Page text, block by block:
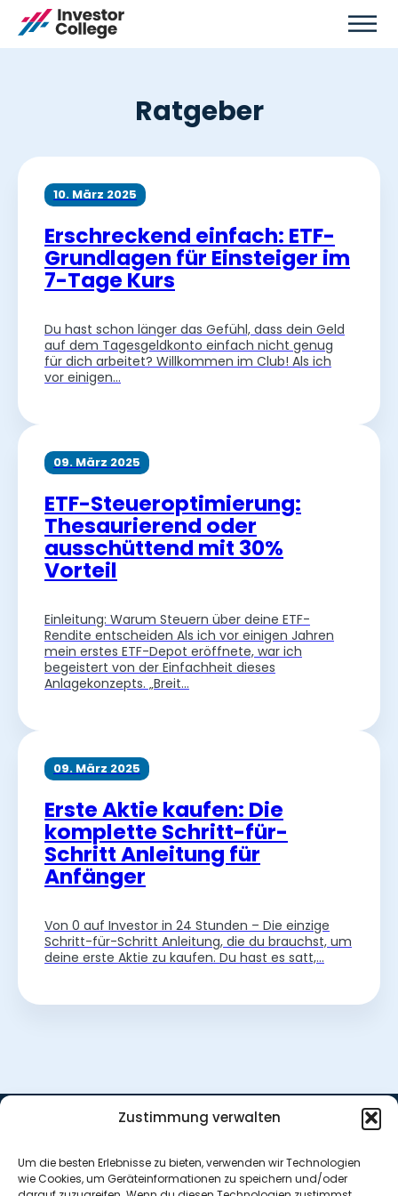
Zustimmung verwalten
Um die besten Erlebnisse zu bieten, verwenden wir Technologien
wie Cookies, um Geräteinformationen zu speichern und/oder
Ratgeber
10. März 2025
Erschreckend einfach: ETF-
Grundlagen für Einsteiger im
7-Tage Kurs
Du hast schon länger das Gefühl, dass dein Geld
auf dem Tagesgeldkonto einfach nicht genug
für dich arbeitet? Willkommen im Club! Als ich
vor einigen…
09. März 2025
ETF-Steueroptimierung:
Thesaurierend oder
ausschüttend mit 30%
Vorteil
Einleitung: Warum Steuern über deine ETF-
Rendite entscheiden Als ich vor einigen Jahren
mein erstes ETF-Depot eröffnete, war ich
begeistert von der Einfachheit dieses
Anlagekonzepts. „Breit…
09. März 2025
Erste Aktie kaufen: Die
komplette Schritt-für-
Schritt Anleitung für
Anfänger
Von 0 auf Investor in 24 Stunden – Die einzige
Schritt-für-Schritt Anleitung, die du brauchst, um
deine erste Aktie zu kaufen. Du hast es satt,…
Nützliche Links
News